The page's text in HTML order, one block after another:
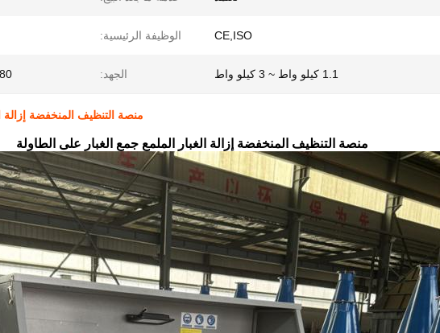
CE,ISO الوظيفة الرئيسية:
1.1 كيلو واط ~ 3 كيلو واط الجهد: 380 فولت، 50
منصة التنظيف المنخفضة إزالة
منصة التنظيف المنخفضة إزالة الغبار الملمع جمع الغبار على الطاولة